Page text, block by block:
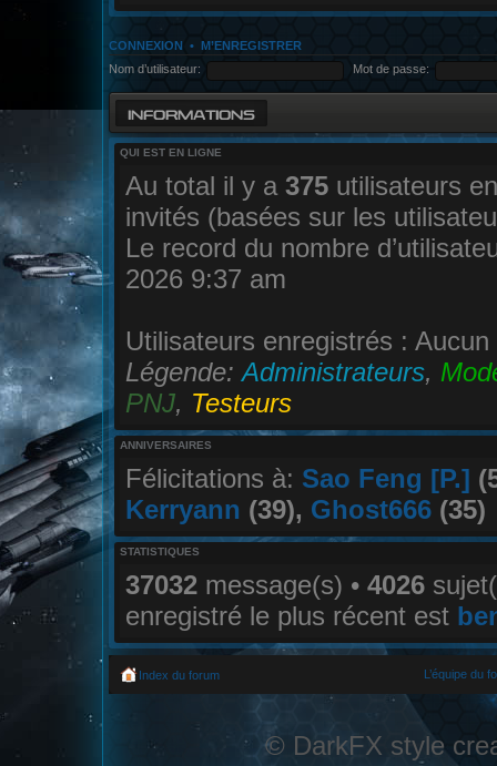
CONNEXION • M’ENREGISTRER
Nom d’utilisateur:
Mot de passe:
INFORMATIONS
QUI EST EN LIGNE
Au total il y a 375 utilisateurs
invités (basées sur les
Le record du nombre
2026 9:37 am
Utilisateurs enregistrés :
Légende:Administrateurs,
PNJ, Testeurs
ANNIVERSAIRES
Félicitations à: Sao Feng [P.]
Kerryann (39), Ghost666 (35)
STATISTIQUES
37032 message(s) • 4026
enregistré le plus récent est
Index du forum L’équipe du
© DarkFX style